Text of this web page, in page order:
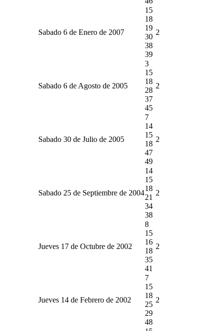
Sabado 6 de Enero de 2007
15
18
19
30
38
39
2
Sabado 6 de Agosto de 2005
3
15
18
28
37
45
2
Sabado 30 de Julio de 2005
7
14
15
18
47
49
2
Sabado 25 de Septiembre de 2004
14
15
18
21
34
38
2
Jueves 17 de Octubre de 2002
8
15
16
18
35
41
2
Jueves 14 de Febrero de 2002
7
15
18
25
29
48
2